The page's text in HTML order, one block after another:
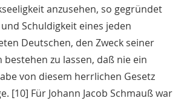
anzusehen, so gegründet
Schuldigkeit eines jeden
Deutschen, den Zweck seiner
zu lassen, daß nie ein
von diesem herrlichen Gesetz
[10] Für Johann Jacob Schmauß war